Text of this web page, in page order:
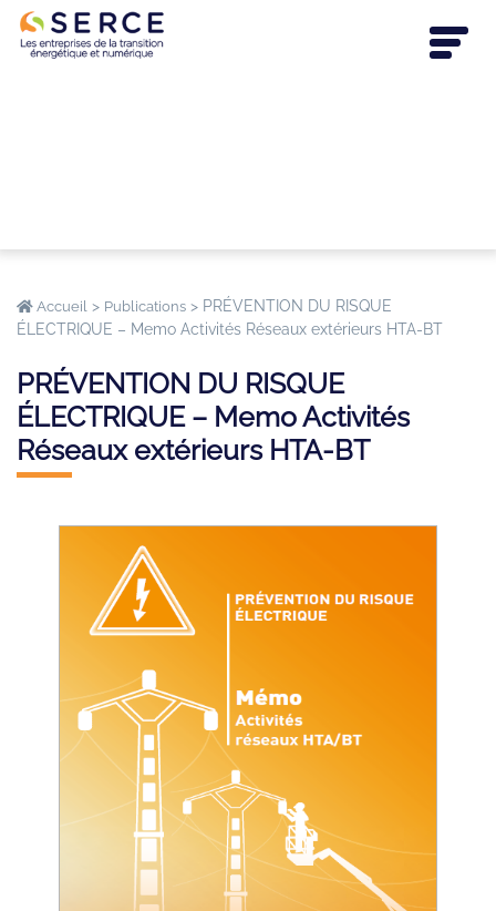
Accueil > Publications > PRÉVENTION DU RISQUE
ÉLECTRIQUE – Memo Activités Réseaux extérieurs HTA-BT
PRÉVENTION DU RISQUE
ÉLECTRIQUE – Memo Activités
Réseaux extérieurs HTA-BT